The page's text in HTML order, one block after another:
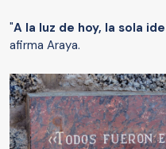
"A la luz de hoy, la sola
afirma Araya.